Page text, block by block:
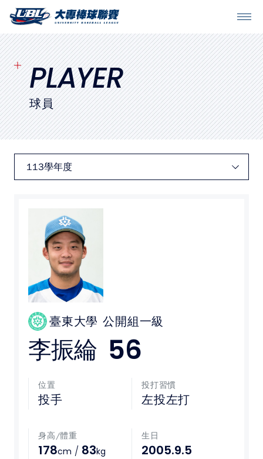
SITEMAP
首頁
球隊戰績
賽程表
球隊與球員
比賽場地
最新消息
媒體文章
下載專區
聯絡我們
POLICY
隱私權政策
網站使用條款
PLAYER
球員
臺東大學 公開組一級
李振綸 56
位置
投手
投打習慣
左投左打
身高/體重
178cm / 83kg
生日
2005.9.5